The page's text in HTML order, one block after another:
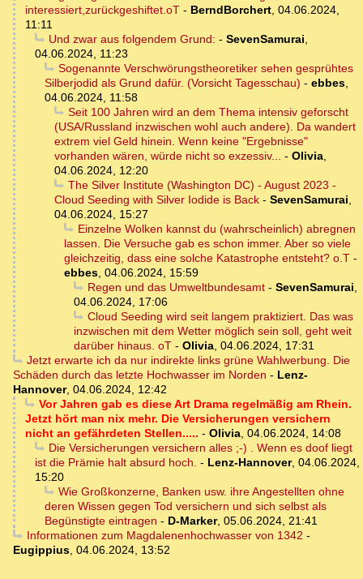
interessiert,zurückgeshiftet.oT - BerndBorchert, 04.06.2024,
11:11
Und zwar aus folgendem Grund: - SevenSamurai,
04.06.2024, 11:23
Sogenannte Verschwörungstheoretiker sehen gesprühtes
Silberjodid als Grund dafür. (Vorsicht Tagesschau) - ebbes,
04.06.2024, 11:58
Seit 100 Jahren wird an dem Thema intensiv geforscht
(USA/Russland inzwischen wohl auch andere). Da wandert
extrem viel Geld hinein. Wenn keine "Ergebnisse"
vorhanden wären, würde nicht so exzessiv... - Olivia,
04.06.2024, 12:20
The Silver Institute (Washington DC) - August 2023 -
Cloud Seeding with Silver Iodide is Back - SevenSamurai,
04.06.2024, 15:27
Einzelne Wolken kannst du (wahrscheinlich) abregnen
lassen. Die Versuche gab es schon immer. Aber so viele
gleichzeitig, dass eine solche Katastrophe entsteht? o.T -
ebbes, 04.06.2024, 15:59
Regen und das Umweltbundesamt- SevenSamurai,
04.06.2024, 17:06
Cloud Seeding wird seit langem praktiziert. Das was
inzwischen mit dem Wetter möglich sein soll, geht weit
darüber hinaus. oT - Olivia, 04.06.2024, 17:31
Jetzt erwarte ich da nur indirekte links grüne Wahlwerbung. Die
Schäden durch das letzte Hochwasser im Norden - Lenz-
Hannover, 04.06.2024, 12:42
Vor Jahren gab es diese Art Drama regelmäßig am Rhein.
Jetzt hört man nix mehr. Die Versicherungen versichern
nicht an gefährdeten Stellen..... - Olivia, 04.06.2024, 14:08
Die Versicherungen versichern alles ;-) . Wenn es doof liegt
ist die Prämie halt absurd hoch. - Lenz-Hannover, 04.06.2024,
15:20
Wie Großkonzerne, Banken usw. ihre Angestellten ohne
deren Wissen gegen Tod versichern und sich selbst als
Begünstigte eintragen - D-Marker, 05.06.2024, 21:41
Informationen zum Magdalenenhochwasser von 1342 -
Eugippius, 04.06.2024, 13:52